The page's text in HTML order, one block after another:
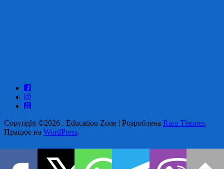
Copyright ©2026 . Education Zone | Розроблена Rara Themes.
Працює на WordPress.